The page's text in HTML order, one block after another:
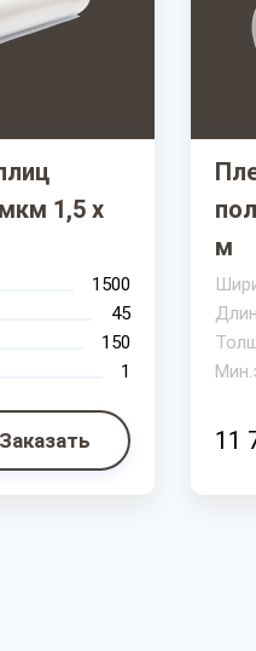
1,5 х
1500
45
150
1
Заказать
м
11